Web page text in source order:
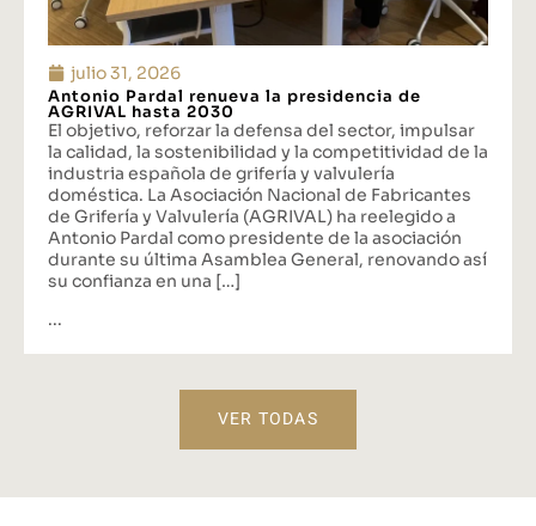
julio 31, 2026
Antonio Pardal renueva la presidencia de
AGRIVAL hasta 2030
El objetivo, reforzar la defensa del sector, impulsar
la calidad, la sostenibilidad y la competitividad de la
industria española de grifería y valvulería
doméstica. La Asociación Nacional de Fabricantes
de Grifería y Valvulería (AGRIVAL) ha reelegido a
Antonio Pardal como presidente de la asociación
durante su última Asamblea General, renovando así
su confianza en una […]
...
VER TODAS